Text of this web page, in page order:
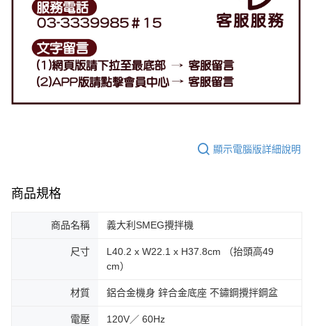
顯示電腦版詳細說明
商品規格
商品名稱 義大利SMEG攪拌機
尺寸
L40.2 x W22.1 x H37.8cm （抬頭高49
cm）
材質 鋁合金機身 鋅合金底座 不鏽鋼攪拌鋼盆
電壓 120V／ 60Hz